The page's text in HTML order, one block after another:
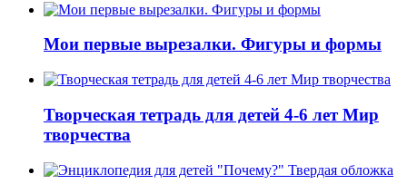
Мои первые вырезалки. Фигуры и формы
Творческая тетрадь для детей 4-6 лет Мир
творчества